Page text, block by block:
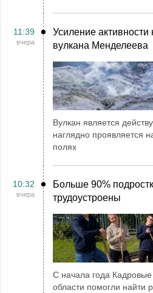
11:39
вчера
Усиление
вулкана Менделеева
Вулкан является
наглядно проявляется
полях
10:32
вчера
Больше 90%
трудоустроены
С начала года
области помогли найти